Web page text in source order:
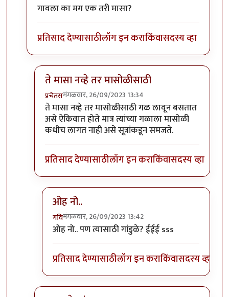
गावला का मग एक तरी मासा?
प्रतिसाद देण्यासाठीलॉग इन कराकिंवासदस्य व्हा
ते मासा नव्हे तर मासोळीसाठी
प्रचेतसमंगळवार, 26/09/2023 13:34
In reply toटपोरे गांडुळ आहेत, ही गांडुळंbyगवि
ते मासा नव्हे तर मासोळीसाठी गळ लावून बसतात
असे ऐकिवात होते मात्र त्यांच्या गळाला मासोळी
कधीच लागत नाही असे सूत्रांकडून समजते.
प्रतिसाद देण्यासाठीलॉग इन कराकिंवासदस्य व्हा
ओह नो..
गविमंगळवार, 26/09/2023 13:42
In reply toते मासा नव्हे तर मासोळीसाठी
ओह नो.. पण त्यासाठी गांडुळे? ईईई sss
प्रतिसाद देण्यासाठीलॉग इन कराकिंवासदस्य व्हा